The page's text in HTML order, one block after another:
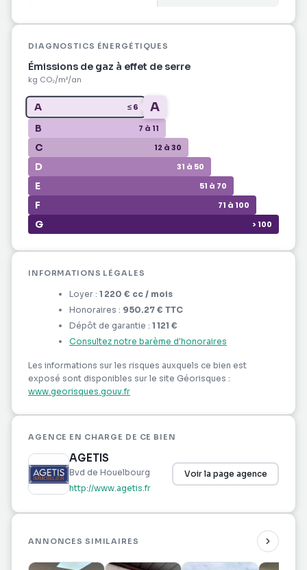
DIAGNOSTICS ÉNERGÉTIQUES
Émissions de gaz à effet de serre
kg CO₂/m²/an
A ≤ 6 A
B 7 à 11
C 12 à 30
D 31 à 50
E 51 à 70
F 71 à 100
G > 100
INFORMATIONS LÉGALES
Loyer : 1 220 € cc / mois
Honoraires : 950.27 € TTC
Dépôt de garantie : 1 121 €
Consultez notre barème d'honoraires
Les informations sur les risques auxquels ce bien est
exposé sont disponibles sur le site Géorisques :
www.georisques.gouv.fr
AGENCE EN CHARGE DE CE BIEN
AGETIS
Bvd de Houelbourg
http://www.agetis.fr
Voir la page agence
ANNONCES SIMILAIRES